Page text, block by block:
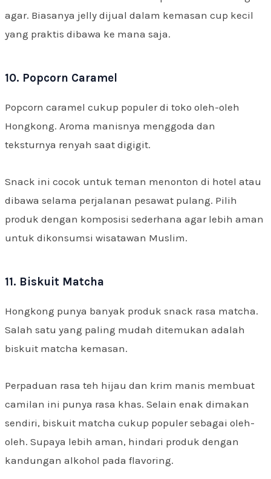
agar. Biasanya jelly dijual dalam kemasan cup kecil
yang praktis dibawa ke mana saja.
10. Popcorn Caramel
Popcorn caramel cukup populer di toko oleh-oleh
Hongkong. Aroma manisnya menggoda dan
teksturnya renyah saat digigit.
Snack ini cocok untuk teman menonton di hotel atau
dibawa selama perjalanan pesawat pulang. Pilih
produk dengan komposisi sederhana agar lebih aman
untuk dikonsumsi wisatawan Muslim.
11. Biskuit Matcha
Hongkong punya banyak produk snack rasa matcha.
Salah satu yang paling mudah ditemukan adalah
biskuit matcha kemasan.
Perpaduan rasa teh hijau dan krim manis membuat
camilan ini punya rasa khas. Selain enak dimakan
sendiri, biskuit matcha cukup populer sebagai oleh-
oleh. Supaya lebih aman, hindari produk dengan
kandungan alkohol pada flavoring.